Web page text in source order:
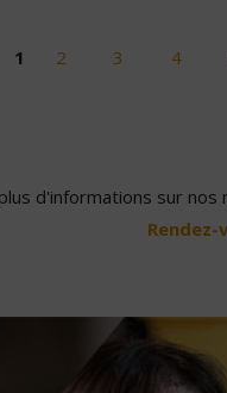
1 2 3 4
d'informations sur